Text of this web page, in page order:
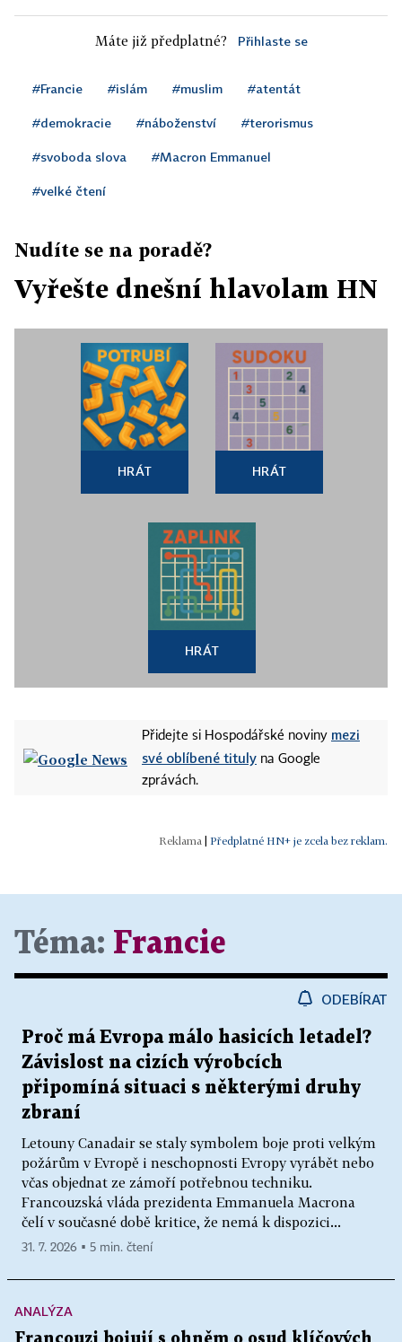
Máte již předplatné? Přihlaste se
#Francie #islám #muslim #atentát
#demokracie #náboženství #terorismus
#svoboda slova #Macron Emmanuel
#velké čtení
Nudíte se na poradě?
Vyřešte dnešní hlavolam HN
HRÁT HRÁT
HRÁT
Přidejte si Hospodářské noviny mezi
své oblíbené tituly na Google
zprávách.
Předplatné HN+ je zcela bez reklam.
Téma: Francie
ODEBÍRAT
Proč má Evropa málo hasicích letadel?
Závislost na cizích výrobcích
připomíná situaci s některými druhy
zbraní
Letouny Canadair se staly symbolem boje proti velkým
požárům v Evropě i neschopnosti Evropy vyrábět nebo
včas objednat ze zámoří potřebnou techniku.
Francouzská vláda prezidenta Emmanuela Macrona
čelí v současné době kritice, že nemá k dispozici...
31. 7. 2026 ▪ 5 min. čtení
ANALÝZA
Francouzi bojují s ohněm o osud klíčových